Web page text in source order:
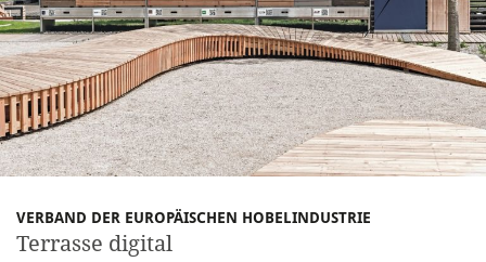
VERBAND DER EUROPÄISCHEN HOBELINDUSTRIE
Terrasse digital